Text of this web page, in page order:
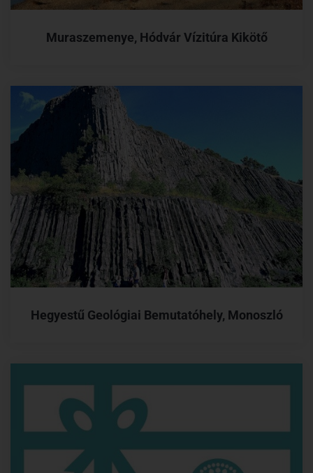
Muraszemenye, Hódvár Vízitúra Kikötő
Hegyestű Geológiai Bemutatóhely, Monoszló